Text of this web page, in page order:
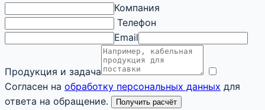
Компания
Телефон
Email
Продукция и задача
Согласен на обработку персональных данных для
ответа на обращение.
Получить расчёт